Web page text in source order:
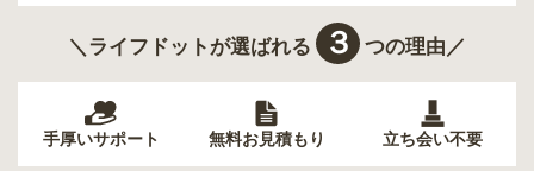
＼ライフドットが選ばれる ３ つの理由／
手厚いサポート 無料お見積もり 立ち会い不要